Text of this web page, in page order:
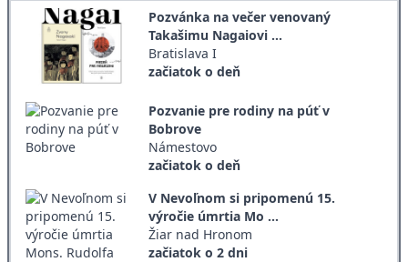
Pozvánka na večer venovaný
Takašimu Nagaiovi ...
Bratislava I
začiatok o deň
Pozvanie pre rodiny na púť v
Bobrove
Námestovo
začiatok o deň
V Nevoľnom si pripomenú 15.
výročie úmrtia Mo ...
Žiar nad Hronom
začiatok o 2 dni